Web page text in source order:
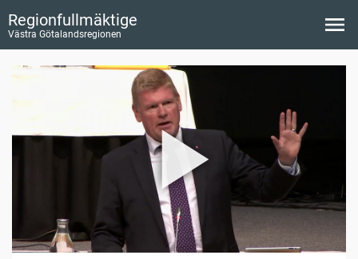
Regionfullmäktige
Västra Götalandsregionen